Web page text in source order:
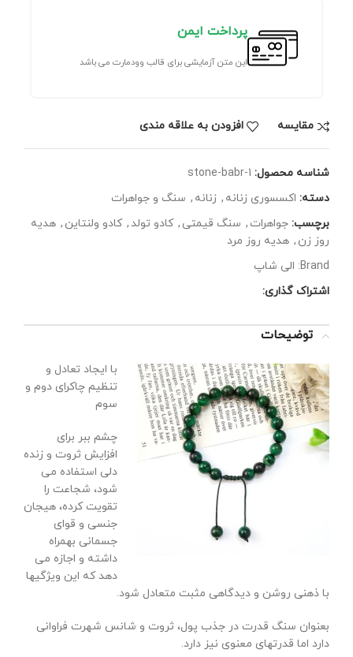
پرداخت ایمن
این متن آزمایشی برای قالب وودمارت می باشد
مقايسه افزودن به علاقه مندی
شناسه محصول: stone-babr-1
دسته: اکسسوری زنانه , زنانه , سنگ و جواهرات
برچسب: جواهرات , سنگ قیمتی , کادو تولد, کادو ولنتاین , هدیه
روز زن , هدیه روز مرد
Brand: الی شاپ
اشتراک گذاری:
توضیحات
با ایجاد تعادل و
تنظیم چاکرای دوم و
سوم
چشم ببر برای
افزایش ثروت و زنده
دلی استفاده می
شود، شجاعت را
تقویت کرده، هیجان
جنسی و قوای
جسمانی بهمراه
داشته و اجازه می
دهد که این ویژگیها
با ذهنی روشن و دیدگاهی مثبت متعادل شود.
بعنوان سنگ قدرت در جذب پول، ثروت و شانس شهرت فراوانی
دارد اما قدرتهای معنوی نیز دارد.